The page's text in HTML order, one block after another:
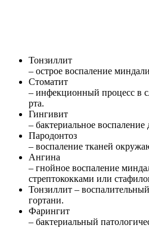
Тонзиллит
– острое воспаление
Стоматит
– инфекционный процесс в
рта.
Гингивит
– бактериальное воспаление
Пародонтоз
– воспаление тканей
Ангина
– гнойное воспаление
стрептококками или
Тонзиллит –
гортани.
Фарингит
– бактериальный